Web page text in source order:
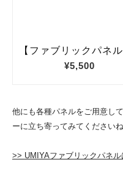
他にも各種パネルをご用意し
ーに立ち寄ってみてくださいね
>> UMIYAファブリックパネル